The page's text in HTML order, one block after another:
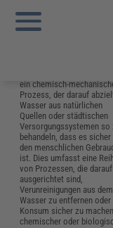
Sie sind hier:
Wie
ein chemisch-
Prozess, der darauf
Wasser aus natürlichen
Quellen oder städtischen
Versorgungssystemen so
behandeln, dass es
den menschlichen
ist. Dies umfasst eine
von Prozessen, die darauf
ausgerichtet sind,
Verunreinigungen aus dem
Wasser zu entfernen
Konsum sicher zu
chemischer oder